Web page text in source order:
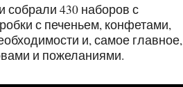
собрали 430 наборов с
с печеньем, конфетами,
и, самое главное,
и пожеланиями.